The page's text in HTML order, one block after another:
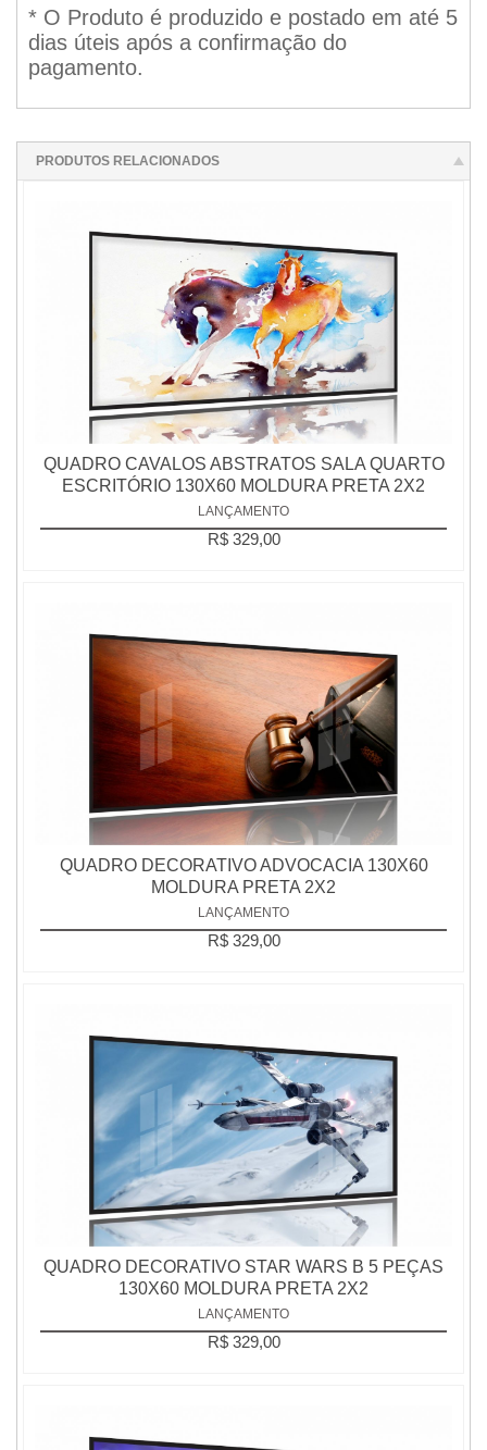
* O Produto é produzido e postado em até 5
dias úteis após a confirmação do
pagamento.
PRODUTOS RELACIONADOS
QUADRO CAVALOS ABSTRATOS SALA QUARTO
ESCRITÓRIO 130X60 MOLDURA PRETA 2X2
LANÇAMENTO
R$ 329,00
QUADRO DECORATIVO ADVOCACIA 130X60
MOLDURA PRETA 2X2
LANÇAMENTO
R$ 329,00
QUADRO DECORATIVO STAR WARS B 5 PEÇAS
130X60 MOLDURA PRETA 2X2
LANÇAMENTO
R$ 329,00